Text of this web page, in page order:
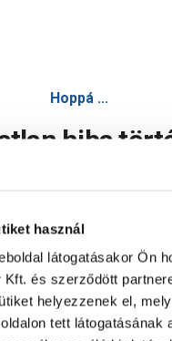
használ
látogatásakor Ön
Kft. és szerződött
helyezzenek el,
tett látogatásának
Hoppá ...
hiba
Oldal újratöltése